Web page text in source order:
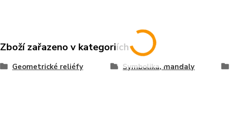
Zboží zařazeno v kategoriích
Geometrické reliéfy Symbolika, mandaly